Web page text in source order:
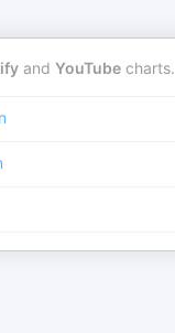
and YouTube charts.